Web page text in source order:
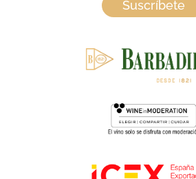
Suscríbete